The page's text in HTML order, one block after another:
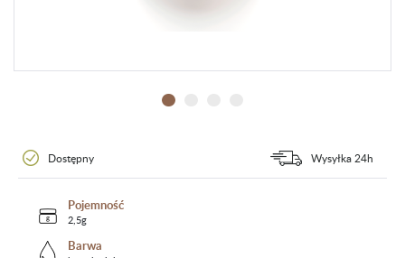
Dostępny Wysyłka 24h
Pojemność
2,5g
Barwa